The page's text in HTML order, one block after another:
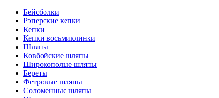
Бейсболки
Рэперские кепки
Кепки
Кепки восьмиклинки
Шляпы
Ковбойские шляпы
Широкополые шляпы
Береты
Фетровые шляпы
Соломенные шляпы